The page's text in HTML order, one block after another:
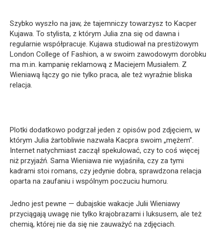
Szybko wyszło na jaw, że tajemniczy towarzysz to Kacper
Kujawa. To stylista, z którym Julia zna się od dawna i
regularnie współpracuje. Kujawa studiował na prestiżowym
London College of Fashion, a w swoim zawodowym dorobku
ma m.in. kampanię reklamową z Maciejem Musiałem. Z
Wieniawą łączy go nie tylko praca, ale też wyraźnie bliska
relacja.
Plotki dodatkowo podgrzał jeden z opisów pod zdjęciem, w
którym Julia żartobliwie nazwała Kacpra swoim „mężem”.
Internet natychmiast zaczął spekulować, czy to coś więcej
niż przyjaźń. Sama Wieniawa nie wyjaśniła, czy za tymi
kadrami stoi romans, czy jedynie dobra, sprawdzona relacja
oparta na zaufaniu i wspólnym poczuciu humoru.
Jedno jest pewne — dubajskie wakacje Julii Wieniawy
przyciągają uwagę nie tylko krajobrazami i luksusem, ale też
chemią, której nie da się nie zauważyć na zdjęciach.